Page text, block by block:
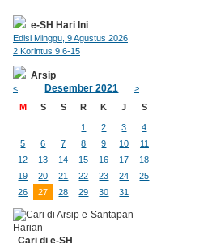
e-SH Hari Ini
Edisi Minggu, 9 Agustus 2026
2 Korintus 9:6-15
Arsip
< Desember 2021
>
M
S S R K J S
1 2 3
4
5
6 7 8 9 10
11
12
13 14 15 16 17
18
19
20 21 22 23 24
25
26
27 28 29 30 31
Cari di e-SH